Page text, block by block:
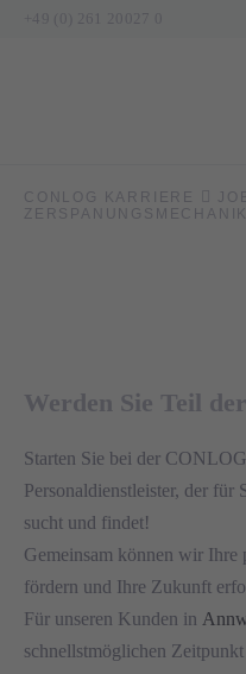
CONLOG KARRIERE
in Annweiler am
Werden Sie Teil
Starten Sie bei der
Personaldienstleister, der für
sucht und findet!
Gemeinsam können wir
fördern und Ihre Zukunft
Für unseren Kunden in
schnellstmöglichen Zeitpunkt